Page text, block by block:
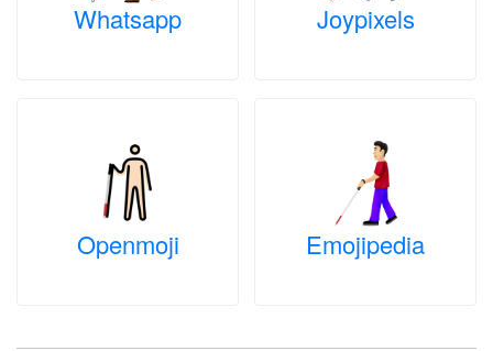
Whatsapp Joypixels
Openmoji Emojipedia